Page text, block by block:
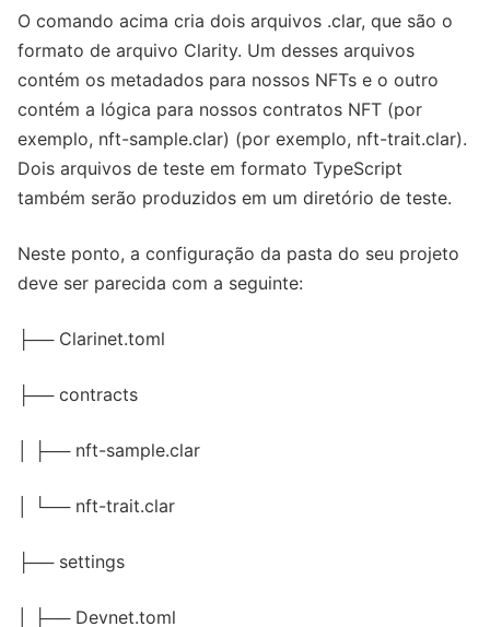
O comando acima cria dois arquivos .clar, que são o
formato de arquivo Clarity. Um desses arquivos
contém os metadados para nossos NFTs e o outro
contém a lógica para nossos contratos NFT (por
exemplo, nft-sample.clar) (por exemplo, nft-trait.clar).
Dois arquivos de teste em formato TypeScript
também serão produzidos em um diretório de teste.
Neste ponto, a configuração da pasta do seu projeto
deve ser parecida com a seguinte:
├── Clarinet.toml
├── contracts
│ ├── nft-sample.clar
│ └── nft-trait.clar
├── settings
│ ├── Devnet.toml